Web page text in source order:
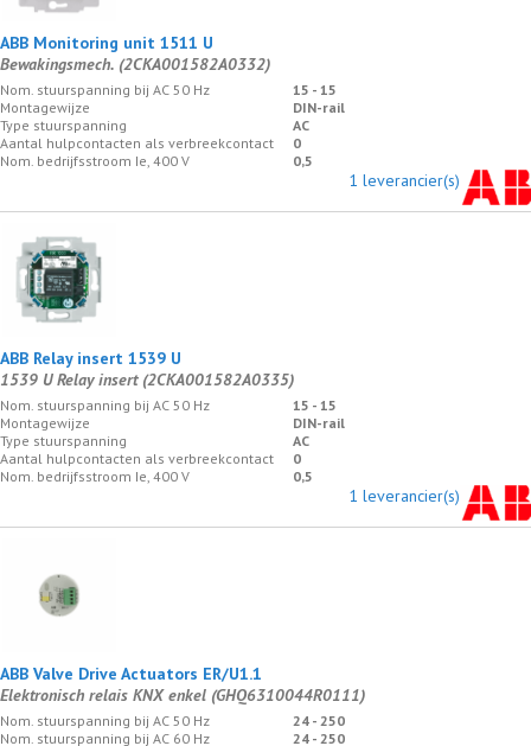
ABB Monitoring unit 1511 U
Bewakingsmech. (2CKA001582A0332)
Nom. stuurspanning bij AC 50 Hz
15 - 15
Montagewijze
DIN-rail
Type stuurspanning
AC
Aantal hulpcontacten als verbreekcontact
0
Nom. bedrijfsstroom Ie, 400 V
0,5
1 leverancier(s)
ABB Relay insert 1539 U
1539 U Relay insert (2CKA001582A0335)
Nom. stuurspanning bij AC 50 Hz
15 - 15
Montagewijze
DIN-rail
Type stuurspanning
AC
Aantal hulpcontacten als verbreekcontact
0
Nom. bedrijfsstroom Ie, 400 V
0,5
1 leverancier(s)
ABB Valve Drive Actuators ER/U1.1
Elektronisch relais KNX enkel (GHQ6310044R0111)
Nom. stuurspanning bij AC 50 Hz
24 - 250
Nom. stuurspanning bij AC 60 Hz
24 - 250